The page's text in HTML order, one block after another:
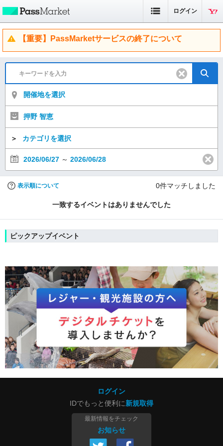
ログイン
【重要】PassMarketサービスの終了について
開催地を選択
押野 智恵
＞ カテゴリを選択
2026/06/27 ～ 2026/06/28
表示順について 0件マッチしました
一致するイベントはありませんでした
ピックアップイベント
ログイン
IDでもっと便利に新規取得
最新情報をチェック
お知らせ